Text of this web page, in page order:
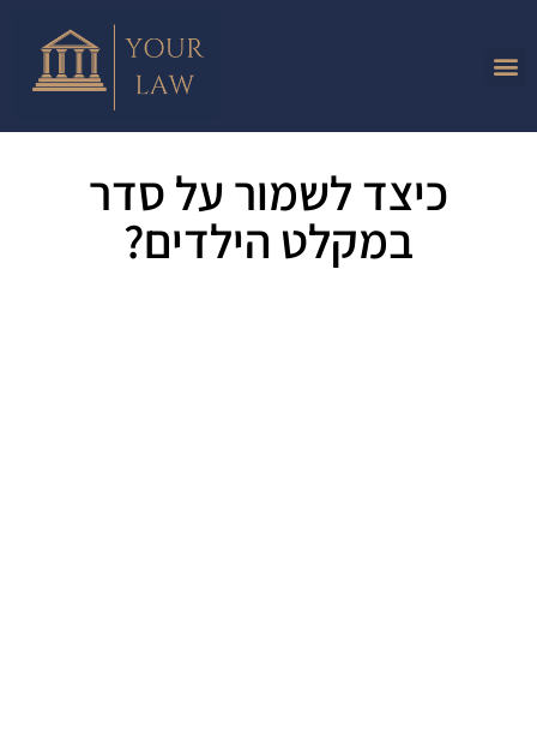
כיצד לשמור על סדר
במקלט הילדים?